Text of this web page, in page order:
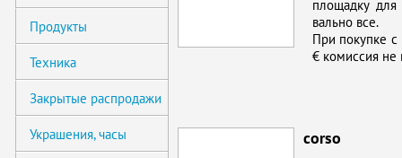
Продукты
Техника
Закрытые раcпродажи
Украшения, часы
пло­щад­ку
валь­но все.
При по­куп­ке
€ ко­мис­сия не
corso